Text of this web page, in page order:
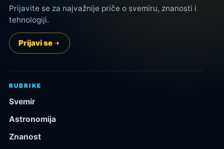
Prijavite se za najvažnije priče o svemiru, znanosti i
tehnologiji.
Prijavi se
RUBRIKE
Svemir
Astronomija
Znanost